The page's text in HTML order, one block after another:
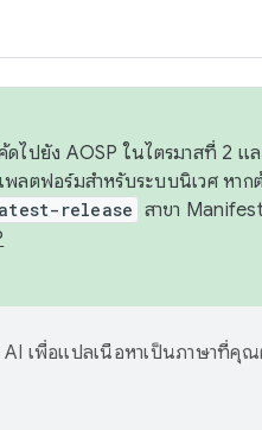
ไปยัง AOSP ในไตรมาสที่ 2
ตฟอร์มสำหรับระบบนิเวศ หาก
release สาขา
เพื่อแปลเนื้อหาเป็นภาษาที่คุณ